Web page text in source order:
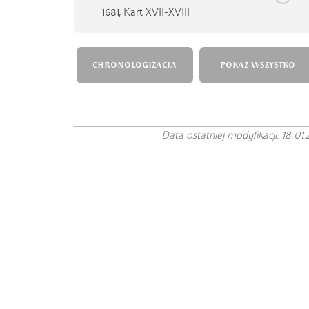
1681, Kart XVII-XVIII
CHRONOLOGIZACJA POKAŻ WSZYSTKO
Data ostatniej modyfikacji: